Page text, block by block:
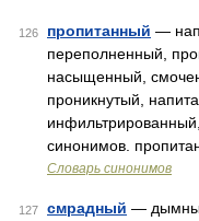
126 пропитанный —
переполненный,
насыщенный,
проникнутый,
синонимов.
Словарь синонимов
127 смрадный —